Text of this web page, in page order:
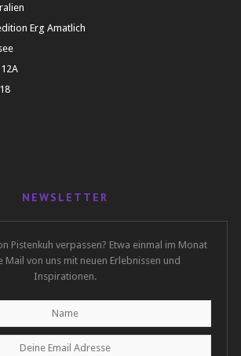
Erg Amatlich
NEWSLETTER
Pistenkuh verpassen? Etwa einmal im Monat
Mail von uns mit neuen Erlebnissen und
Inspirationen.